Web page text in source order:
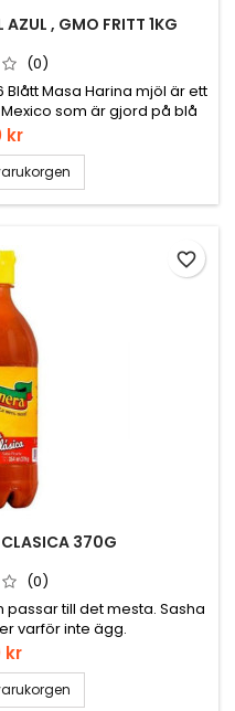
, GMO FRITT 1KG
(0)
Blått Masa Harina mjöl är ett
som är gjord på blå
med, GMO fri.
kr
CLASICA 370G
(0)
till det mesta. Sasha
varför inte ägg.
kr
favorite_border